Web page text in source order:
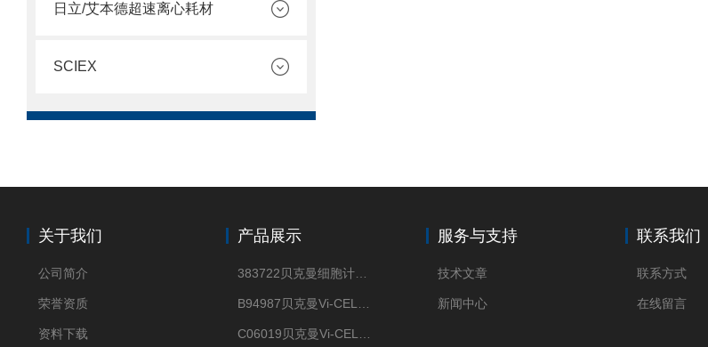
日立/艾本德超速离心耗材
SCIEX
关于我们
公司简介
荣誉资质
资料下载
产品展示 服务与支持
技术文章
新闻中心
联系我们
联系方式
在线留言